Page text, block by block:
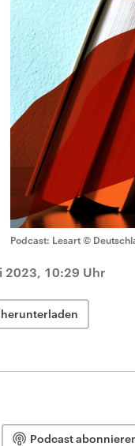
Podcast: Lesart ©
2023, 10:29 Uhr
Podcast